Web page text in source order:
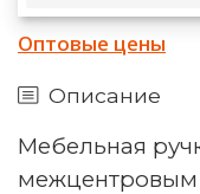
Оптовые цены
Описание
Мебельная
межцентровым